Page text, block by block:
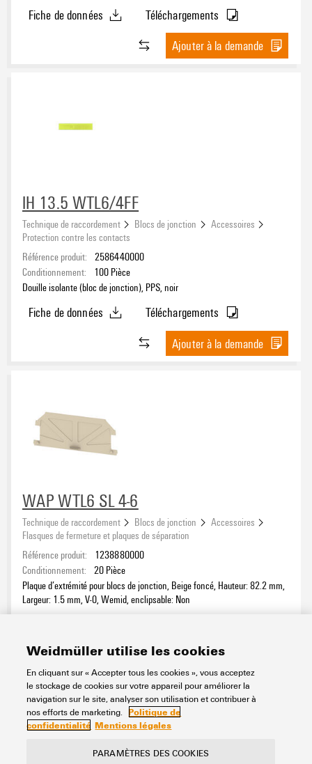
Fiche de données
Téléchargements
Ajouter à la demande
IH 13.5 WTL6/4FF
Technique de raccordement Blocs de jonction
Accessoires
Protection contre les contacts
Référence produit: 2586440000
Conditionnement:
100 Pièce
Douille isolante (bloc de jonction), PPS, noir
Fiche de données
Téléchargements
Ajouter à la demande
WAP WTL6 SL 4-6
Technique de raccordement Blocs de jonction
Accessoires
Flasques de fermeture et plaques de séparation
Référence produit:
1238880000
Conditionnement: 20 Pièce
Plaque d’extrémité pour blocs de jonction, Beige foncé, Hauteur: 82.2 mm,
Largeur: 1.5 mm, V-0, Wemid, enclipsable: Non
Ajouter à la demande
1 2 3
Weidmüller utilise les cookies
En cliquant sur « Accepter tous les cookies », vous acceptez
le stockage de cookies sur votre appareil pour améliorer la
navigation sur le site, analyser son utilisation et contribuer à
nos efforts de marketing.
Politique de
confidentialité Mentions légales
PARAMÈTRES DES COOKIES